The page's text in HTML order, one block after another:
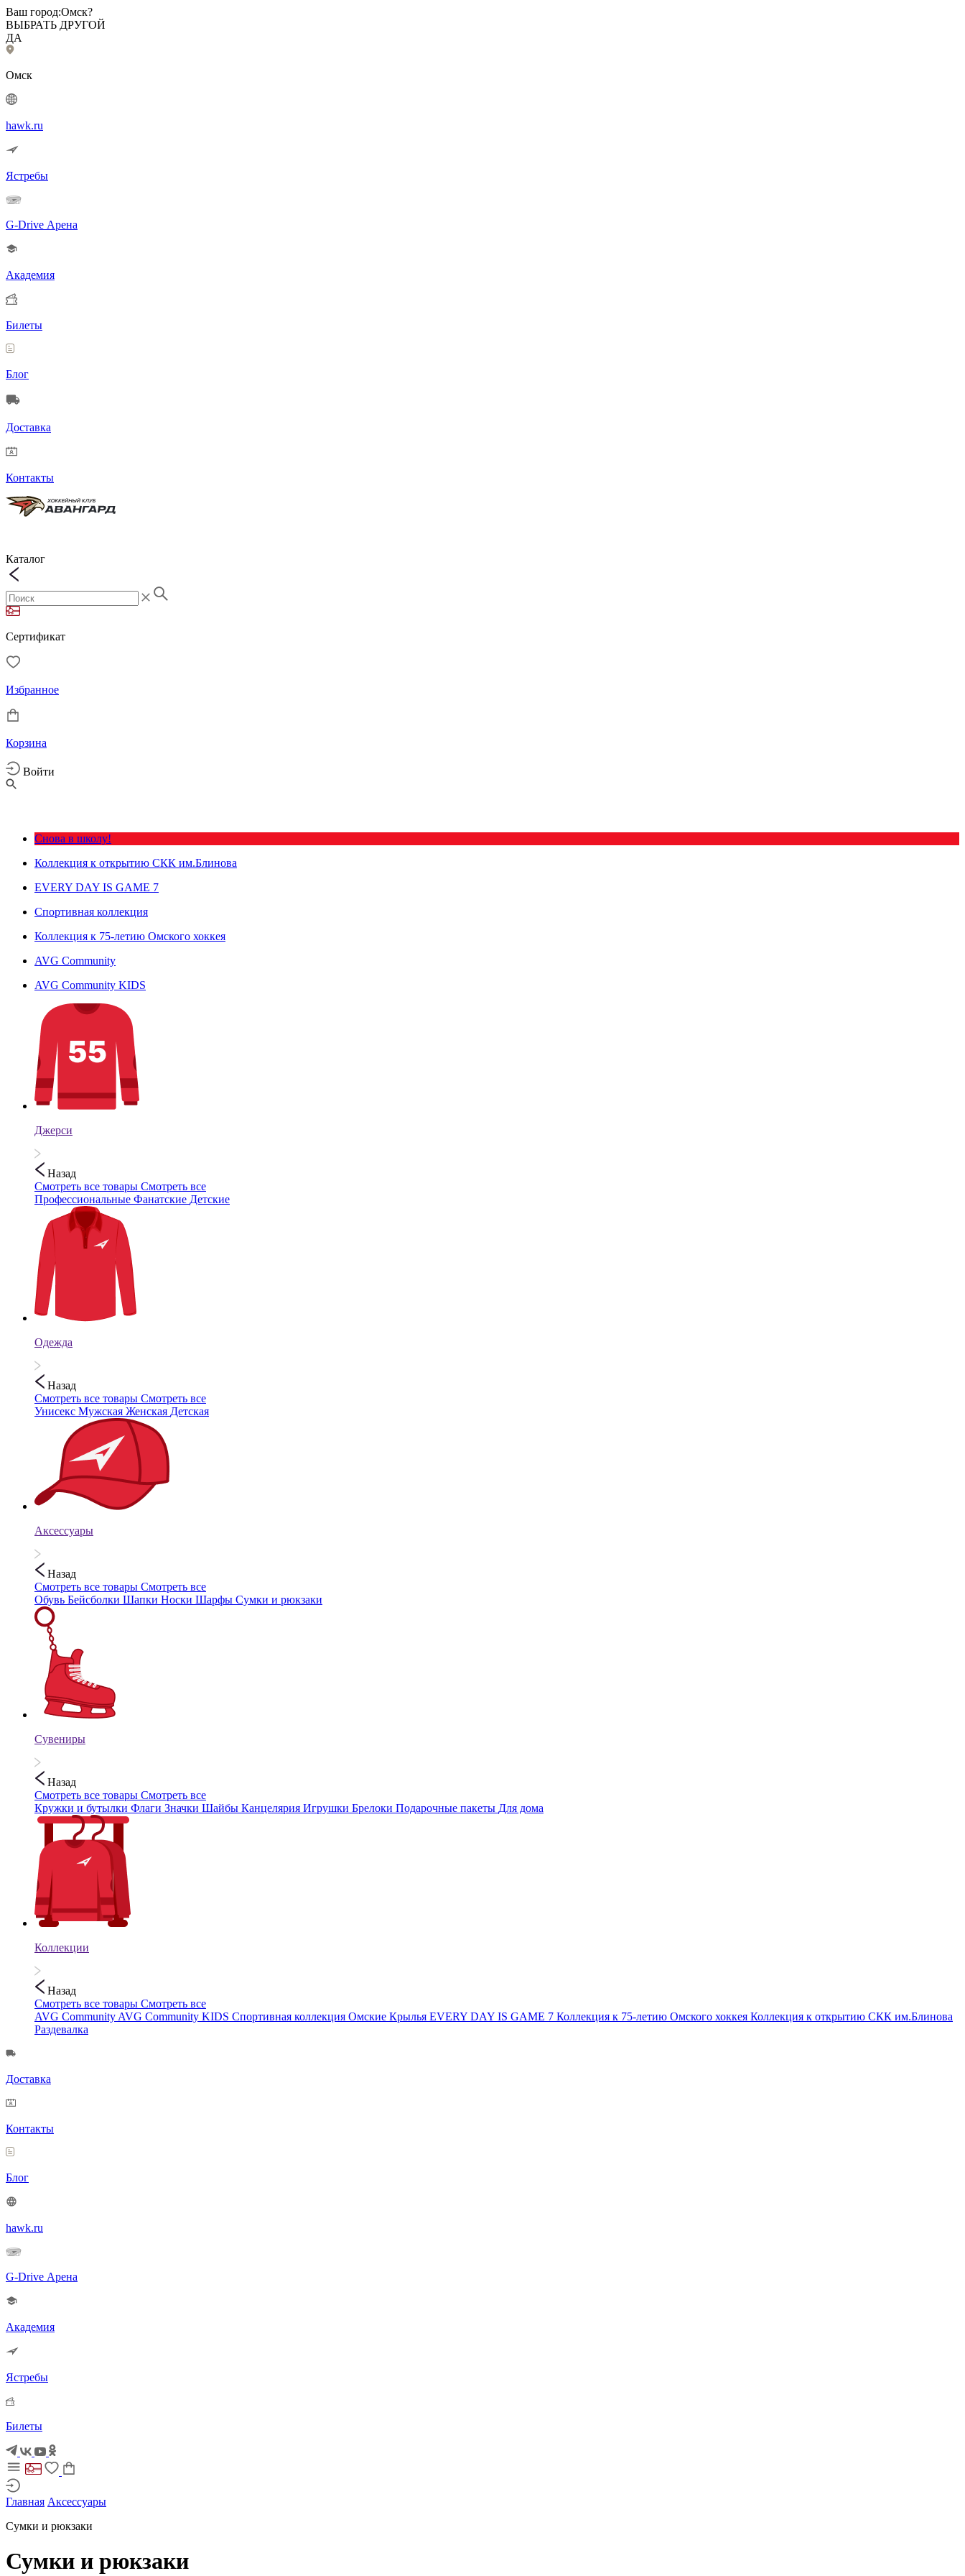
Ваш город:Омск?
ВЫБРАТЬ ДРУГОЙ
ДА
Омск
hawk.ru
Ястребы
G-Drive Арена
Академия
Билеты
Блог
Доставка
Контакты
Каталог
Сертификат
Избранное
Корзина
Войти
Снова в школу!
Коллекция к открытию СКК им.Блинова
EVERY DAY IS GAME 7
Спортивная коллекция
Коллекция к 75-летию Омского хоккея
AVG Community
AVG Community KIDS
Джерси
Назад
Смотреть все товары Смотреть все
Профессиональные Фанатские Детские
Одежда
Назад
Смотреть все товары Смотреть все
Унисекс Мужская Женская Детская
Аксессуары
Назад
Смотреть все товары Смотреть все
Обувь Бейсболки Шапки Носки Шарфы Сумки и рюкзаки
Сувениры
Назад
Смотреть все товары Смотреть все
Кружки и бутылки Флаги Значки Шайбы Канцелярия Игрушки Брелоки Подарочные пакеты Для дома
Коллекции
Назад
Смотреть все товары Смотреть все
AVG Community AVG Community KIDS Спортивная коллекция Омские Крылья EVERY DAY IS GAME 7 Коллекция к 75-летию Омского хоккея Коллекция к открытию СКК им.Блинова
Раздевалка
Доставка
Контакты
Блог
hawk.ru
G-Drive Арена
Академия
Ястребы
Билеты
Главная Аксессуары
Сумки и рюкзаки
Сумки и рюкзаки